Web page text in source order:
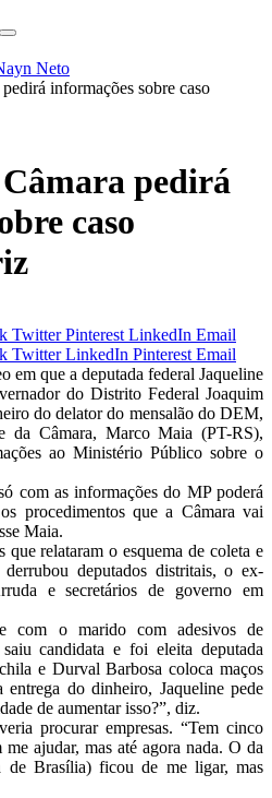
informações sobre caso
pedirá
caso
Twitter Pinterest LinkedIn Email
Twitter LinkedIn Pinterest Email
em que a deputada federal Jaqueline
do Distrito Federal Joaquim
do delator do mensalão do DEM,
da Câmara, Marco Maia (PT-RS),
ao Ministério Público sobre o
com as informações do MP poderá
procedimentos que a Câmara vai
Maia.
relataram o esquema de coleta e
deputados distritais, o ex-
e secretários de governo em
com o marido com adesivos de
candidata e foi eleita deputada
e Durval Barbosa coloca maços
do dinheiro, Jaqueline pede
de aumentar isso?”, diz.
procurar empresas. “Tem cinco
me ajudar, mas até agora nada. O da
de Brasília) ficou de me ligar, mas